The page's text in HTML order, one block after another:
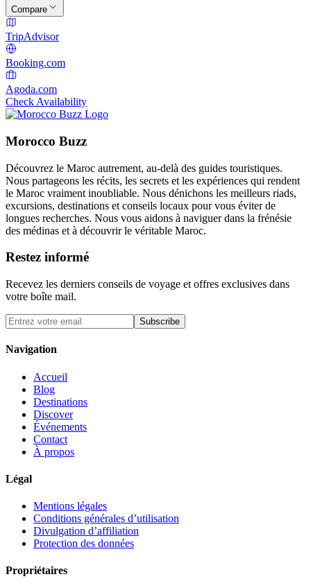
Compare
TripAdvisor
Booking.com
Agoda.com
Check Availability
Morocco Buzz
Découvrez le Maroc autrement, au-delà des guides touristiques.
Nous partageons les récits, les secrets et les expériences qui rendent
le Maroc vraiment inoubliable. Nous dénichons les meilleurs riads,
excursions, destinations et conseils locaux pour vous éviter de
longues recherches. Nous vous aidons à naviguer dans la frénésie
des médinas et à découvrir le véritable Maroc.
Restez informé
Recevez les derniers conseils de voyage et offres exclusives dans
votre boîte mail.
Subscribe
Navigation
Accueil
Blog
Destinations
Discover
Événements
Contact
À propos
Légal
Mentions légales
Conditions générales d’utilisation
Divulgation d’affiliation
Protection des données
Propriétaires